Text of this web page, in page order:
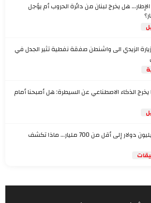
اتفاق الإطار... هل يخرج لبنان من دائرة الحروب أم يؤجل
قبيل زيارة الزيدي الى واشنطن صفقة نفطية تثير الجدل في
عندما يخرج الذكاء الاصطناعي عن السيطرة: هل أصبحنا أمام
من تريليون دولار إلى أقل من 700 مليار… ماذا تكشف